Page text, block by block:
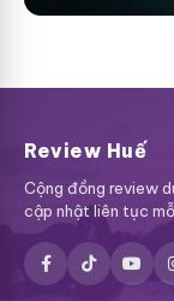
Review Huế
Cộng đồng review
cập nhật liên tục